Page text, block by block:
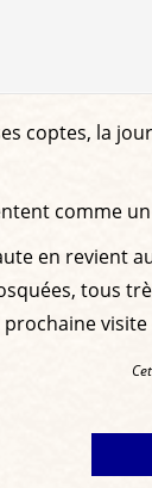
coptes, la
comme
en revient
tous